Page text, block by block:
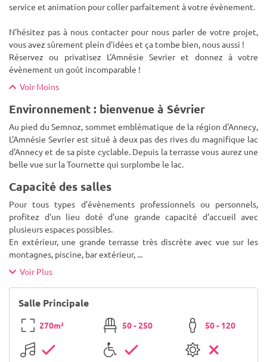
service et animation pour coller parfaitement à votre évènement.
N'hésitez pas à nous contacter pour nous parler de votre projet,
vous avez sûrement plein d'idées et ça tombe bien, nous aussi !
Réservez ou privatisez L'Amnésie Sevrier et donnez à votre
évènement un goût incomparable !
Voir Moins
Environnement : bienvenue à Sévrier
Au pied du Semnoz, sommet emblématique de la région d'Annecy,
L'Amnésie Sevrier est situé à deux pas des rives du magnifique lac
d'Annecy et de sa piste cyclable. Depuis la terrasse vous aurez une
belle vue sur la Tournette qui surplombe le lac.
Capacité des salles
Pour tous types d'évènements professionnels ou personnels,
profitez d'un lieu doté d'une grande capacité d'accueil avec
plusieurs espaces possibles.
En extérieur, une grande terrasse très discrète avec vue sur les
montagnes, piscine, bar extérieur, ...
Voir Plus
Salle Principale
270m² 50 - 250 50 - 120